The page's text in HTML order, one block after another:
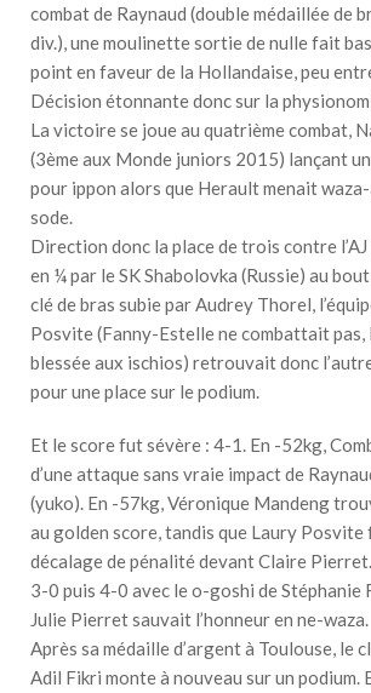
combat de Raynaud (double médaillée de
div.), une moulinette sortie de nulle fait
point en faveur de la Hollandaise, peu
Décision étonnante donc sur la
La victoire se joue au quatrième combat,
(3ème aux Monde juniors 2015) lançant
pour ippon alors que Herault menait
sode.
Direction donc la place de trois contre
en ¼ par le SK Shabolovka (Russie) au
clé de bras subie par Audrey Thorel,
Posvite (Fanny-Estelle ne combattait pas,
blessée aux ischios) retrouvait donc
pour une place sur le podium.
Et le score fut sévère : 4-1. En -52kg,
d’une attaque sans vraie impact de
(yuko). En -57kg, Véronique Mandeng
au golden score, tandis que Laury
décalage de pénalité devant Claire Pierret.
3-0 puis 4-0 avec le o-goshi de Stéphanie
Julie Pierret sauvait l’honneur en ne-waza.
Après sa médaille d’argent à Toulouse, le
Adil Fikri monte à nouveau sur un podium.